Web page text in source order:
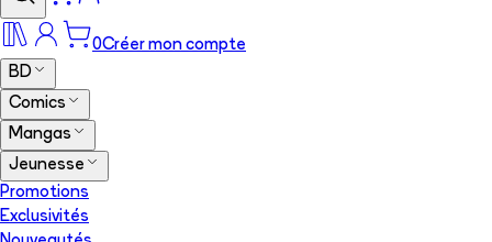
0Créer mon compte
BD
Comics
Mangas
Jeunesse
Promotions
Exclusivités